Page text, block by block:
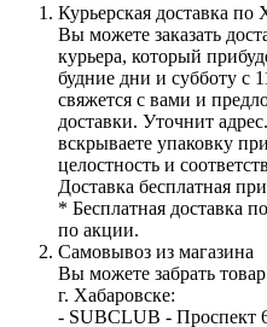
Курьерская доставка по
Вы можете заказать
курьера, который
будние дни и субботу с
свяжется с вами и
доставки. Уточнит
вскрываете упаковку
целостность и
Доставка бесплатная
* Бесплатная доставка
по акции.
Самовывоз из магазина
Вы можете забрать
г. Хабаровске:
- SUBCLUB - Проспект